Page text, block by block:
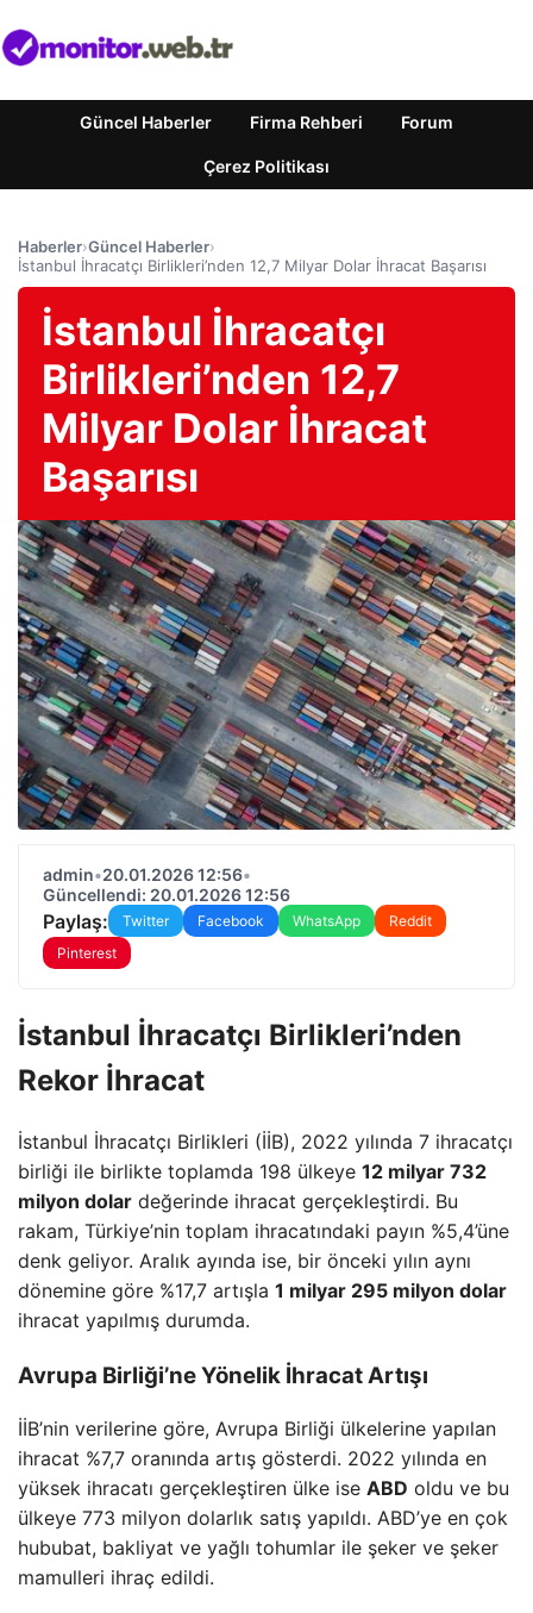
Güncel Haberler Firma Rehberi Forum
Çerez Politikası
Haberler›Güncel Haberler›
İstanbul İhracatçı Birlikleri’nden 12,7 Milyar Dolar İhracat Başarısı
İstanbul İhracatçı
Birlikleri’nden 12,7
Milyar Dolar İhracat
Başarısı
admin•20.01.2026 12:56•
Güncellendi: 20.01.2026 12:56
Paylaş: Twitter Facebook WhatsApp
Reddit
Pinterest
İstanbul İhracatçı Birlikleri’nden
Rekor İhracat
İstanbul İhracatçı Birlikleri (İİB), 2022 yılında 7 ihracatçı
birliği ile birlikte toplamda 198 ülkeye 12 milyar 732
milyon dolar değerinde ihracat gerçekleştirdi. Bu
rakam, Türkiye’nin toplam ihracatındaki payın %5,4’üne
denk geliyor. Aralık ayında ise, bir önceki yılın aynı
dönemine göre %17,7 artışla 1 milyar 295 milyon dolar
ihracat yapılmış durumda.
Avrupa Birliği’ne Yönelik İhracat Artışı
İİB’nin verilerine göre, Avrupa Birliği ülkelerine yapılan
ihracat %7,7 oranında artış gösterdi. 2022 yılında en
yüksek ihracatı gerçekleştiren ülke ise ABD oldu ve bu
ülkeye 773 milyon dolarlık satış yapıldı. ABD’ye en çok
hububat, bakliyat ve yağlı tohumlar ile şeker ve şeker
mamulleri ihraç edildi.